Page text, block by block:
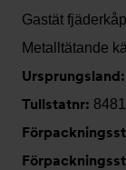
Gastät
Metalltätande
Ursprungsland:
Tullstatnr: